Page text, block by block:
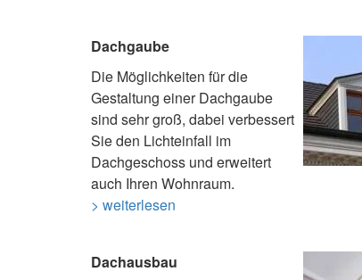
Dachgaube
Die Möglichkeiten für die
Gestaltung einer Dachgaube
sind sehr groß, dabei verbessert
Sie den Lichteinfall im
Dachgeschoss und erweitert
auch Ihren Wohnraum.
> weiterlesen
Dachausbau